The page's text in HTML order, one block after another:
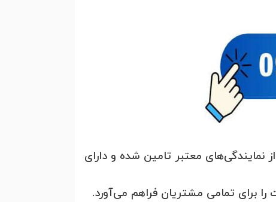
نمایندگی‌های معتبر تامین شده و دارای
را برای تمامی مشتریان فراهم می‌آورد.